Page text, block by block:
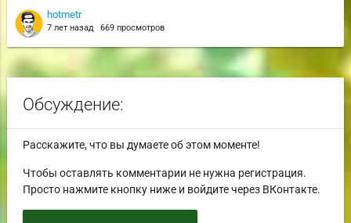
hotmetr
7 лет назад 669 просмотров
Обсуждение:
Расскажите, что вы думаете об этом моменте!
Чтобы оставлять комментарии не нужна регистрация.
Просто нажмите кнопку ниже и войдите через ВКонтакте.